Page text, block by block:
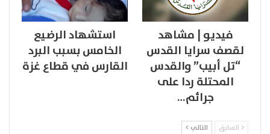
فيديو | مشاهد
لقصف سرايا القدس
“تل أبيب” والقدس
المحتلة ردا على
جرائم…
استشهاد الرضيع
الخامس بسبب البرد
القارس في قطاع غزة
السابق التالي